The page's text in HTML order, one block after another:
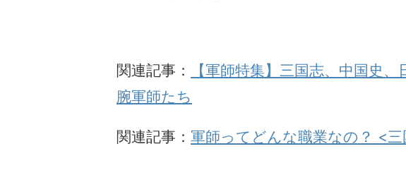
関連記事：
【軍師特集】三国志、中国史
腕軍師たち
関連記事： 軍師ってどんな職業なの？ <三